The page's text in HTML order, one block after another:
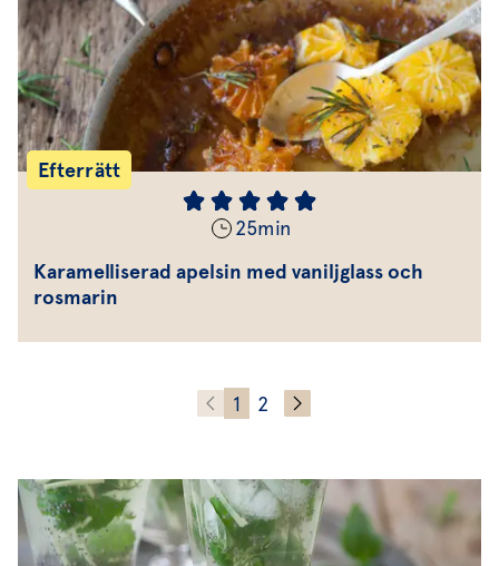
Efterrätt
25min
Karamelliserad apelsin med vaniljglass och
rosmarin
1 2